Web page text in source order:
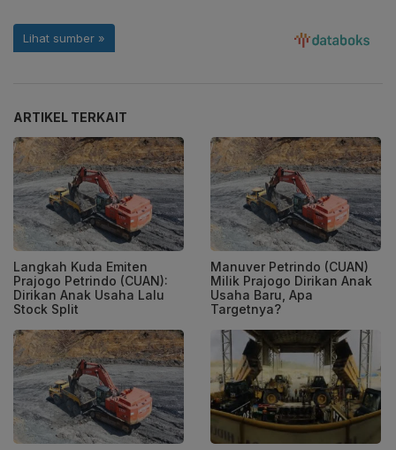
ARTIKEL TERKAIT
Langkah Kuda Emiten
Prajogo Petrindo (CUAN):
Dirikan Anak Usaha Lalu
Stock Split
Manuver Petrindo (CUAN)
Milik Prajogo Dirikan Anak
Usaha Baru, Apa
Targetnya?